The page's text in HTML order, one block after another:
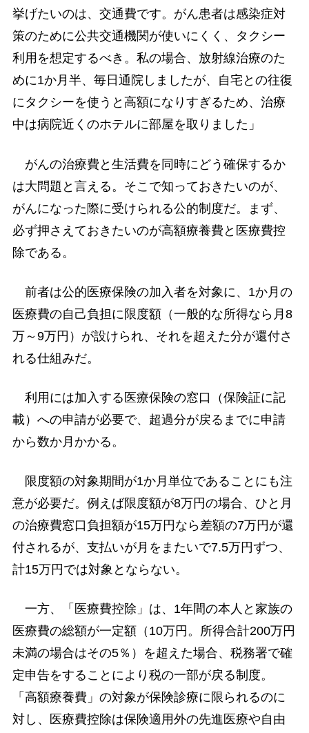
挙げたいのは、交通費です。がん患者は感染症対
策のために公共交通機関が使いにくく、タクシー
利用を想定するべき。私の場合、放射線治療のた
めに1か月半、毎日通院しましたが、自宅との往復
にタクシーを使うと高額になりすぎるため、治療
中は病院近くのホテルに部屋を取りました」
がんの治療費と生活費を同時にどう確保するか
は大問題と言える。そこで知っておきたいのが、
がんになった際に受けられる公的制度だ。まず、
必ず押さえておきたいのが高額療養費と医療費控
除である。
前者は公的医療保険の加入者を対象に、1か月の
医療費の自己負担に限度額（一般的な所得なら月8
万～9万円）が設けられ、それを超えた分が還付さ
れる仕組みだ。
利用には加入する医療保険の窓口（保険証に記
載）への申請が必要で、超過分が戻るまでに申請
から数か月かかる。
限度額の対象期間が1か月単位であることにも注
意が必要だ。例えば限度額が8万円の場合、ひと月
の治療費窓口負担額が15万円なら差額の7万円が還
付されるが、支払いが月をまたいで7.5万円ずつ、
計15万円では対象とならない。
一方、「医療費控除」は、1年間の本人と家族の
医療費の総額が一定額（10万円。所得合計200万円
未満の場合はその5％）を超えた場合、税務署で確
定申告をすることにより税の一部が戻る制度。
「高額療養費」の対象が保険診療に限られるのに
対し、医療費控除は保険適用外の先進医療や自由